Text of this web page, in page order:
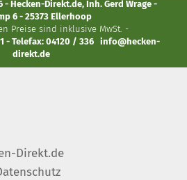
Hecken-Direkt.de, Inh. Gerd Wrage -
6 - 25373 Ellerhoop
Preise sind inklusive MwSt. -
- Telefax: 04120 / 336 info@hecken-
direkt.de
Direkt.de